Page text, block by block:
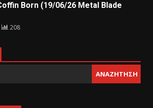
Born (19/06/26 Metal Blade
208
ΑΝΑΖΉΤΗΣΗ